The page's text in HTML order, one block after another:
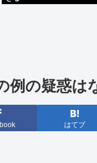
例の疑惑は
はてブ